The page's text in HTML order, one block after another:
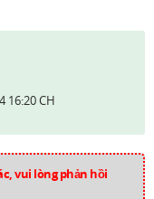
16:20 CH
vui lòng phản hồi